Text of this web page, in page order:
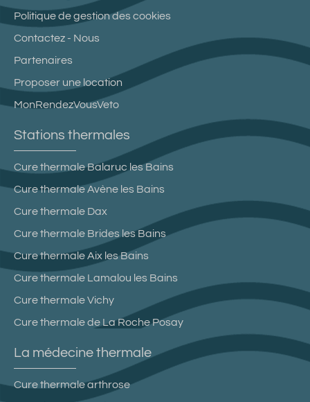
Politique de gestion des cookies
Contactez - Nous
Partenaires
Proposer une location
MonRendezVousVeto
Stations thermales
Cure thermale Balaruc les Bains
Cure thermale Avène les Bains
Cure thermale Dax
Cure thermale Brides les Bains
Cure thermale Aix les Bains
Cure thermale Lamalou les Bains
Cure thermale Vichy
Cure thermale de La Roche Posay
La médecine thermale
Cure thermale arthrose